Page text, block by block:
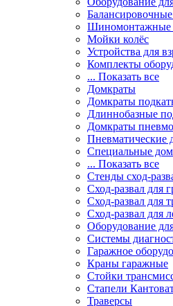
Шиномонтажные
Мойки колёс
Устройства для
Комплекты
... Показать все
Домкраты
Домкраты
Длиннобазные
Домкраты
Пневматические
Специальные
... Показать все
Стенды сход-
Сход-развал для
Сход-развал для
Сход-развал для
Оборудование
Системы
Гаражное
Краны гаражные
Стойки
Стапели
Траверсы